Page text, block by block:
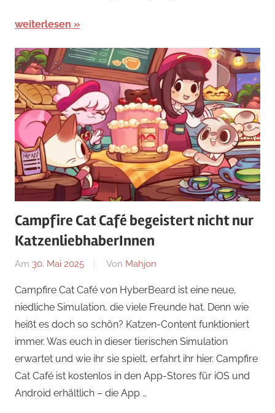
weiterlesen
Campfire Cat Café begeistert nicht nur
KatzenliebhaberInnen
Am 30. Mai 2025 Von Mahjon
und
Farmspiele,
Simulations-
und
Farm-
Spiele,
Campfire Cat Café von HyberBeard ist eine neue,
niedliche Simulation, die viele Freunde hat. Denn wie
heißt es doch so schön? Katzen-Content funktioniert
immer. Was euch in dieser tierischen Simulation
erwartet und wie ihr sie spielt, erfahrt ihr hier. Campfire
Cat Café ist kostenlos in den App-Stores für iOS und
Android erhältlich – die App …